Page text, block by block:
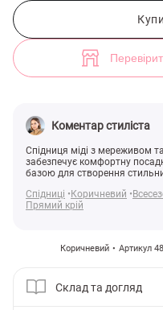
Коментар стиліста
Спідниця міді з мереживом
забезпечує комфортну
базою для створення
Спідниці
Коричневий
Прямий крій
Коричневий Артикул
Склад та догляд
Коричнева сатинова спідниця